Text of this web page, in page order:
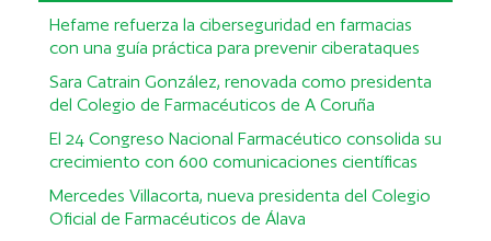
Hefame refuerza la ciberseguridad en farmacias
con una guía práctica para prevenir ciberataques
Sara Catrain González, renovada como presidenta
del Colegio de Farmacéuticos de A Coruña
El 24 Congreso Nacional Farmacéutico consolida su
crecimiento con 600 comunicaciones científicas
Mercedes Villacorta, nueva presidenta del Colegio
Oficial de Farmacéuticos de Álava